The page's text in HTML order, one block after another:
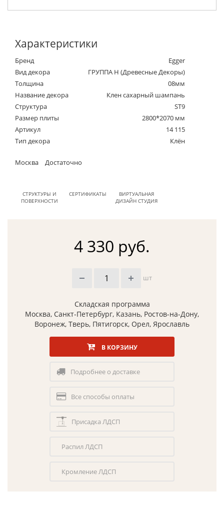
Характеристики
Бренд
Egger
Вид декора
ГРУППА Н (Древесные Декоры)
Толщина
08мм
Название декора
Клен сахарный шампань
Структура
ST9
Размер плиты
2800*2070 мм
Артикул
14 115
Тип декора
Клён
Москва Достаточно
СТРУКТУРЫ И
ПОВЕРХНОСТИ
СЕРТИФИКАТЫ
ВИРТУАЛЬНАЯ
ДИЗАЙН СТУДИЯ
4 330 руб.
шт
Складская программа
Москва, Санкт-Петербург, Казань, Ростов-на-Дону,
Воронеж, Тверь, Пятигорск, Орел, Ярославль
В КОРЗИНУ
Подробнее о доставке
Все способы оплаты
Присадка ЛДСП
Распил ЛДСП
Кромление ЛДСП